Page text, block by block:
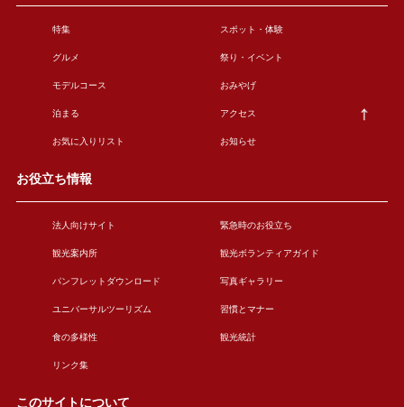
特集 スポット・体験
グルメ 祭り・イベント
モデルコース おみやげ
泊まる アクセス
お気に入りリスト お知らせ
お役立ち情報
法人向けサイト 緊急時のお役立ち
観光案内所 観光ボランティアガイド
パンフレットダウンロード 写真ギャラリー
ユニバーサルツーリズム 習慣とマナー
食の多様性 観光統計
リンク集
このサイトについて